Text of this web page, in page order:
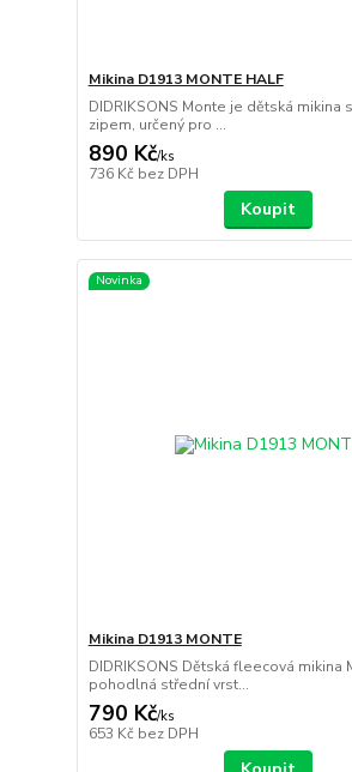
Mikina D1913 MONTE HALF
DIDRIKSONS Monte je dětská mikina
zipem, určený pro ...
890 Kč/ks
736 Kč bez DPH
Koupit
Novinka
Mikina D1913 MONTE
DIDRIKSONS Dětská fleecová mikina
pohodlná střední vrst...
790 Kč/ks
653 Kč bez DPH